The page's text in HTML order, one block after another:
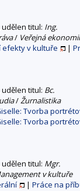
udělen titul: Ing.
/ Veřejná
efekty v kultuře |
udělen titul: Bc.
/Žurnalistika
Tvorba
Tvorba
udělen titul: Mgr.
v kultuře
| Práce na